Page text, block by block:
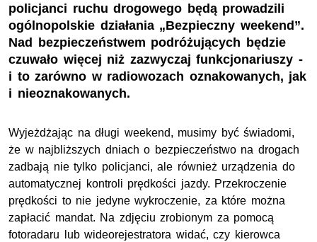
policjanci ruchu drogowego będą prowadzili
ogólnopolskie działania „Bezpieczny weekend”.
Nad bezpieczeństwem podróżujących będzie
czuwało więcej niż zazwyczaj funkcjonariuszy -
i to zarówno w radiowozach oznakowanych, jak
i nieoznakowanych.
Wyjeżdżając na długi weekend, musimy być świadomi,
że w najbliższych dniach o bezpieczeństwo na drogach
zadbają nie tylko policjanci, ale również urządzenia do
automatycznej kontroli prędkości jazdy. Przekroczenie
prędkości to nie jedyne wykroczenie, za które można
zapłacić mandat. Na zdjęciu zrobionym za pomocą
fotoradaru lub wideorejestratora widać, czy kierowca